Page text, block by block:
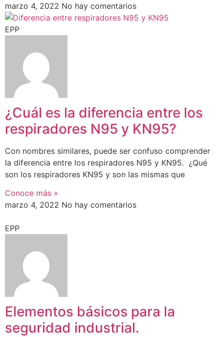
marzo 4, 2022 No hay comentarios
EPP
¿Cuál es la diferencia entre los
respiradores N95 y KN95?
Con nombres similares, puede ser confuso comprender
la diferencia entre los respiradores N95 y KN95. ¿Qué
son los respiradores KN95 y son las mismas que
Conoce más »
marzo 4, 2022 No hay comentarios
EPP
Elementos básicos para la
seguridad industrial.